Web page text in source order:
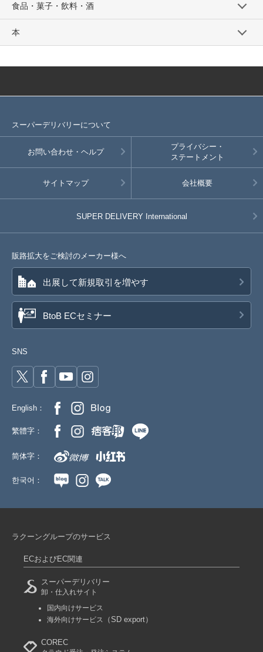
食品・菓子・飲料・酒
本
スーパーデリバリーについて
お問い合わせ・ヘルプ
プライバシー・
ステートメント
サイトマップ 会社概要
SUPER DELIVERY International
販路拡大をご検討のメーカー様へ
出展して新規取引を増やす
BtoB ECセミナー
SNS
English：
繁體字：
简体字：
한국어：
ラクーングループのサービス
ECおよびEC関連
スーパーデリバリー
卸・仕入れサイト
国内向けサービス
海外向けサービス
（SD export）
COREC